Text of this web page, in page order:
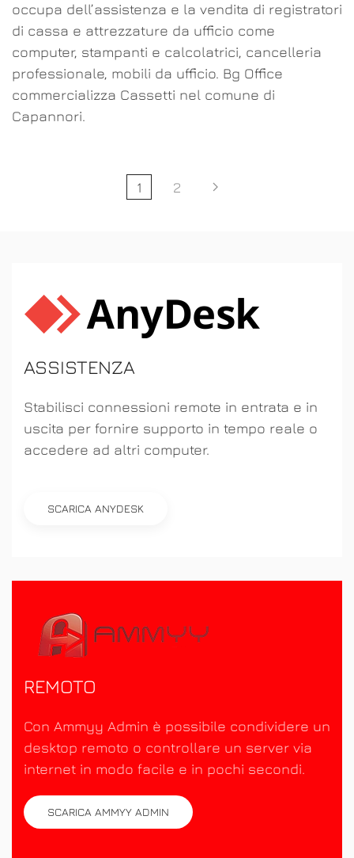
occupa dell’assistenza e la vendita di registratori
di cassa e attrezzature da ufficio come
computer, stampanti e calcolatrici, cancelleria
professionale, mobili da ufficio. Bg Office
commercializza Cassetti nel comune di
Capannori.
1 2
ASSISTENZA
Stabilisci connessioni remote in entrata e in
uscita per fornire supporto in tempo reale o
accedere ad altri computer.
SCARICA ANYDESK
REMOTO
Con Ammyy Admin è possibile condividere un
desktop remoto o controllare un server via
internet in modo facile e in pochi secondi.
SCARICA AMMYY ADMIN